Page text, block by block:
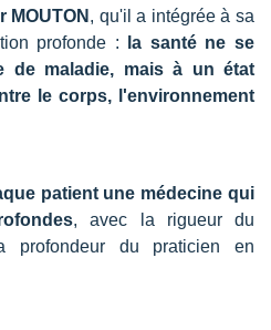
MOUTON , qu'il a intégrée à sa
profonde :
la santé ne se
de maladie, mais à un état
le corps, l'environnement
patient une médecine qui
, avec la rigueur du
profondeur du praticien en